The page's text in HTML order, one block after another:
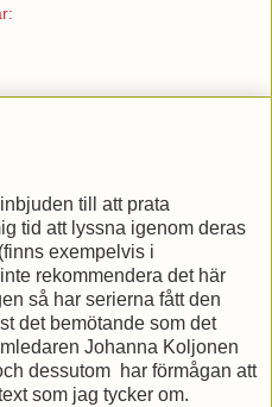
till att prata
tid att lyssna igenom deras
exempelvis i
rekommendera det här
så har serierna fått den
det bemötande som det
Johanna Koljonen
dessutom har förmågan att
som jag tycker om.